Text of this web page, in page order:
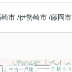
崎市 /伊勢崎市 /藤岡市
中古一戸建